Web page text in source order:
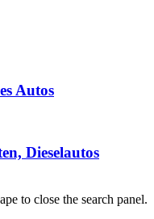
Autos
Dieselautos
to close the search panel.